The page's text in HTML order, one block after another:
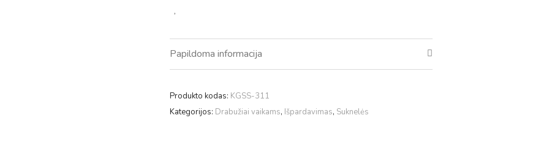
Papildoma informacija
Produkto kodas: KGSS-311
Kategorijos: Drabužiai vaikams, Išpardavimas, Suknelės